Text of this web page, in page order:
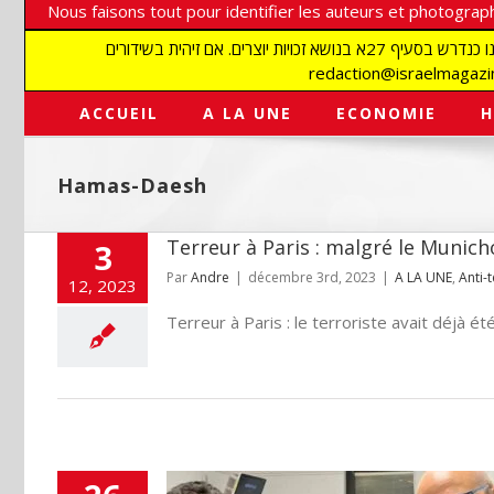
Nous faisons tout pour identifier les auteurs et
אנו עושים הכל כדי לזהות סופרים וצלמים על מנת לכבד את זכויותיהם. אנו מכבדים זכויות יוצרים ושואפים לאתר את בעלי הזכויות בתמונות המגיעות אלינו כנדרש בסעיף 27א בנושא זכויות יוצרים. אם זיהית בשידורים
ACCUEIL A LA UNE ECONOMIE
Hamas-Daesh
3
12, 2023
Terreur à Paris : malgré le
ParAndre | décembre 3rd, 2023 | A LA UNE, Anti-
Terreur à Paris : le terroriste avait déjà